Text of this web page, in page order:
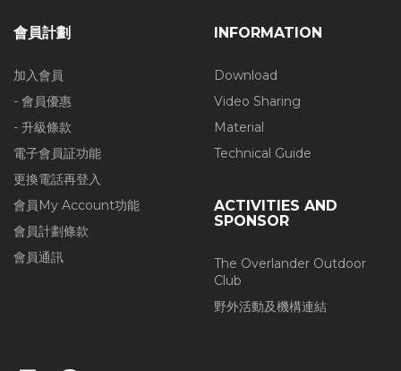
會員計劃
加入會員
- 會員優惠
- 升級條款
電子會員証功能
更換電話再登入
會員My Account功能
會員計劃條款
會員通訊
INFORMATION
Download
Video Sharing
Material
Technical Guide
ACTIVITIES AND
SPONSOR
The Overlander Outdoor
Club
野外活動及機構連結